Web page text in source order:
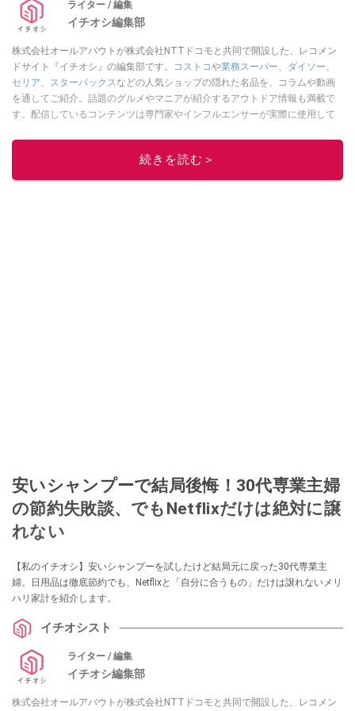
ライター / 編集
イチオシ編集部
株式会社オールアバウトが株式会社NTTドコモと共同で開設した、レコメン
ドサイト『イチオシ』の編集部です。
コストコや業務スーパー ダイソー
セリア
スターバックス などの人気ショップの隠れた名品を、コラムや動画
を通してご紹介。話題のグルメやマニアが紹介するアウトドア情報も満載で
す。配信しているコンテンツは専門家やインフルエンサーが実際に使用して
ニュースでフォロー
続きを読む＞
安いシャンプーで結局後悔！30代専業主婦
の節約失敗談、でもNetflixだけは絶対に譲
れない
【私のイチオシ】安いシャンプーを試したけど結局元に戻った30代専業主
婦。日用品は徹底節約でも、Netflixと「自分に合うもの」だけは譲れないメリ
ハリ家計を紹介します。
イチオシスト
ライター / 編集
イチオシ編集部
株式会社オールアバウトが株式会社NTTドコモと共同で開設した、レコメン